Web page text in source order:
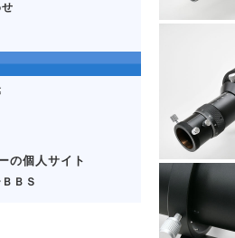
の個人サイト
ＢＳ